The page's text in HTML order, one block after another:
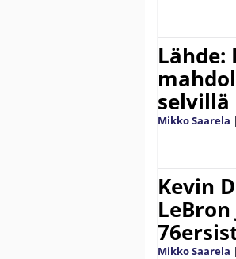
Lähde:
selvillä
Mikko Saarela |
Kevin
Mikko Saarela |